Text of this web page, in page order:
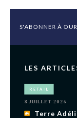
S'ABONNER À
LES
RETAIL
8 JUILLET 2026
Terre